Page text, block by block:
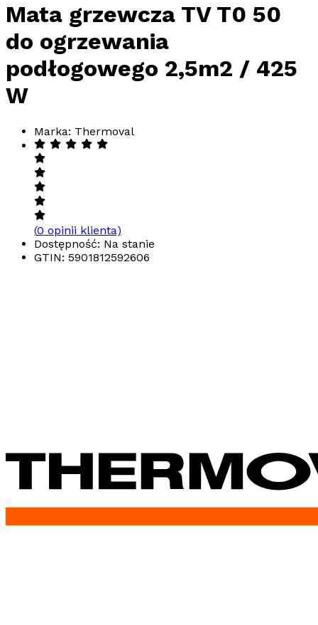
Mata grzewcza TV T0 50
do ogrzewania
podłogowego 2,5m2 / 425
W
Marka: Thermoval
(0 opinii klienta)
Dostępność: Na stanie
GTIN: 5901812592606